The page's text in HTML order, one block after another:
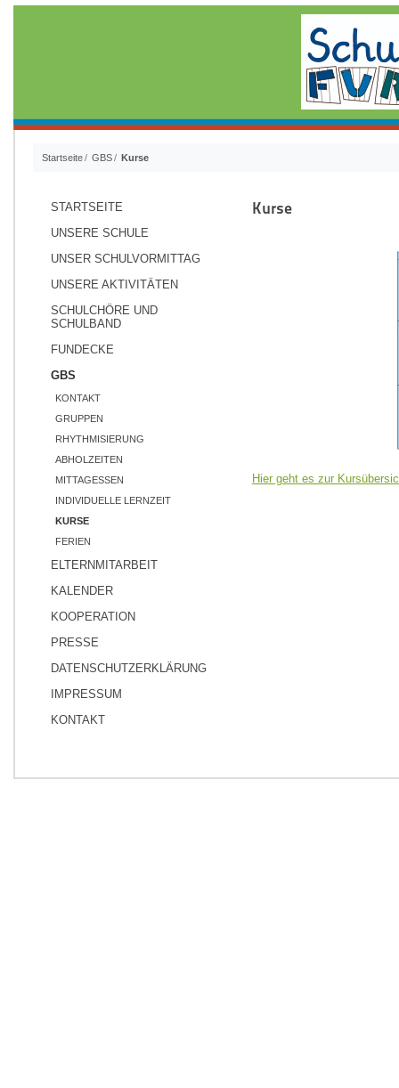
Startseite GBS Kurse
STARTSEITE
UNSERE SCHULE
UNSER SCHULVORMITTAG
UNSERE AKTIVITÄTEN
SCHULCHÖRE UND
SCHULBAND
FUNDECKE
GBS
KONTAKT
GRUPPEN
RHYTHMISIERUNG
ABHOLZEITEN
MITTAGESSEN
INDIVIDUELLE LERNZEIT
KURSE
FERIEN
ELTERNMITARBEIT
KALENDER
KOOPERATION
PRESSE
DATENSCHUTZERKLÄRUNG
IMPRESSUM
KONTAKT
Kurse
Hier geht es zur